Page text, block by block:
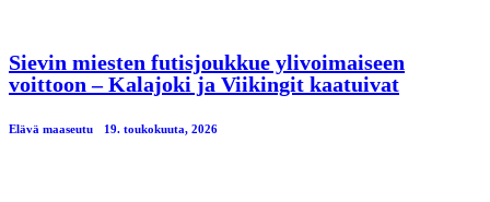
Sievin miesten futisjoukkue ylivoimaiseen
voittoon – Kalajoki ja Viikingit kaatuivat
Elävä maaseutu 19. toukokuuta, 2026